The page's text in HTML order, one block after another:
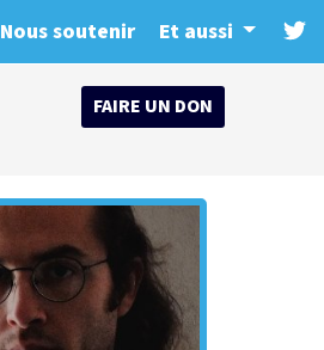
FAIRE UN DON
Nous soutenir Et aussi